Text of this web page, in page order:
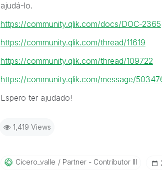
ajudá-lo.
https://community.qlik.com/docs/DOC-2365
https://community.qlik.com/thread/11619
https://community.qlik.com/thread/109722
https://community.qlik.com/message/
Espero ter ajudado!
1,419 Views
Cicero_valle Partner - Contributor III